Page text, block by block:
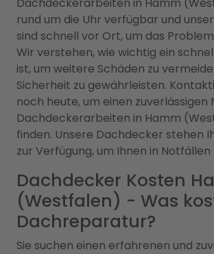
rund um die Uhr verfügbar und
sind schnell vor Ort, um das
Wir verstehen, wie wichtig ein
ist, um weitere Schäden zu
Sicherheit zu gewährleisten.
noch heute, um einen zuverlässigen
Dachdeckerarbeiten in Hamm
finden. Unsere Dachdecker stehen
zur Verfügung, um Ihnen in Notfällen
Dachdecker Kosten
(Westfalen) - Was
Dachreparatur?
Sie suchen einen erfahrenen und